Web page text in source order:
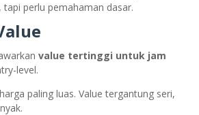
perlu pemahaman dasar.
value tertinggi untuk jam
level.
paling luas. Value tergantung seri,